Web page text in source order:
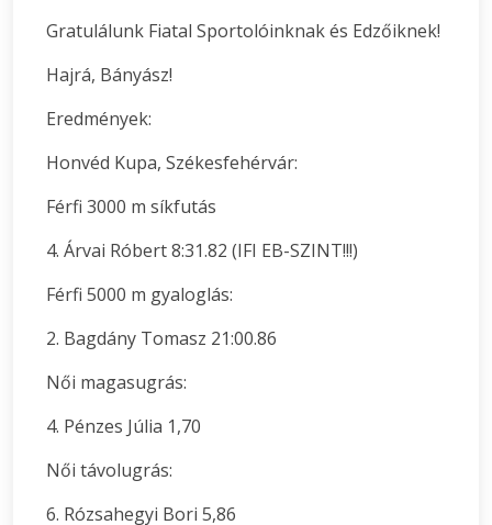
Gratulálunk Fiatal Sportolóinknak és Edzőiknek!
Hajrá, Bányász!
Eredmények:
Honvéd Kupa, Székesfehérvár:
Férfi 3000 m síkfutás
4. Árvai Róbert 8:31.82 (IFI EB-SZINT!!!)
Férfi 5000 m gyaloglás:
2. Bagdány Tomasz 21:00.86
Női magasugrás:
4. Pénzes Júlia 1,70
Női távolugrás:
6. Rózsahegyi Bori 5,86